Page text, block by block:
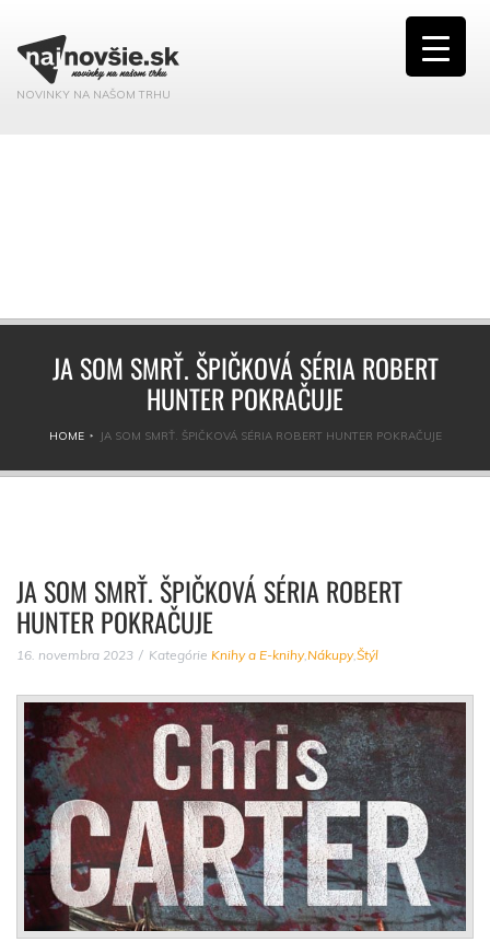
NOVINKY NA NAŠOM TRHU
JA SOM SMRŤ. ŠPIČKOVÁ SÉRIA ROBERT
HUNTER POKRAČUJE
HOME JA SOM SMRŤ. ŠPIČKOVÁ SÉRIA ROBERT HUNTER POKRAČUJE
JA SOM SMRŤ. ŠPIČKOVÁ SÉRIA ROBERT
HUNTER POKRAČUJE
16. novembra 2023 Kategórie Knihy a E-knihy,Nákupy,Štýl